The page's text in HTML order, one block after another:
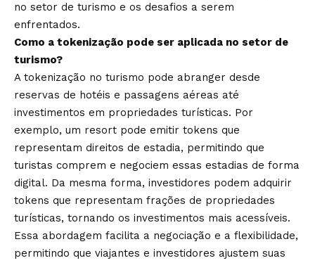
no setor de turismo e os desafios a serem
enfrentados.
Como a tokenização pode ser aplicada no setor de
turismo?
A tokenização no turismo pode abranger desde
reservas de hotéis e passagens aéreas até
investimentos em propriedades turísticas. Por
exemplo, um resort pode emitir tokens que
representam direitos de estadia, permitindo que
turistas comprem e negociem essas estadias de forma
digital. Da mesma forma, investidores podem adquirir
tokens que representam frações de propriedades
turísticas, tornando os investimentos mais acessíveis.
Essa abordagem facilita a negociação e a flexibilidade,
permitindo que viajantes e investidores ajustem suas